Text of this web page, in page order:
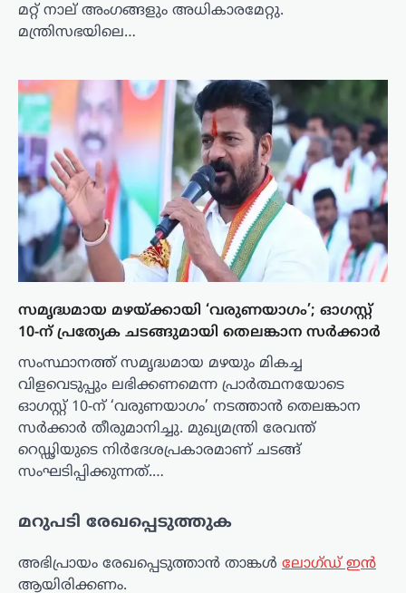
മറ്റ് നാല് അംഗങ്ങളും അധികാരമേറ്റു.
മന്ത്രിസഭയിലെ…
സമൃദ്ധമായ മഴയ്ക്കായി ‘വരുണയാഗം’; ഓഗസ്റ്റ്
10-ന് പ്രത്യേക ചടങ്ങുമായി തെലങ്കാന സർക്കാർ
സംസ്ഥാനത്ത് സമൃദ്ധമായ മഴയും മികച്ച
വിളവെടുപ്പും ലഭിക്കണമെന്ന പ്രാർത്ഥനയോടെ
ഓഗസ്റ്റ് 10-ന് ‘വരുണയാഗം’ നടത്താൻ തെലങ്കാന
സർക്കാർ തീരുമാനിച്ചു. മുഖ്യമന്ത്രി രേവന്ത്
റെഡ്ഢിയുടെ നിർദേശപ്രകാരമാണ് ചടങ്ങ്
സംഘടിപ്പിക്കുന്നത്.…
മറുപടി രേഖപ്പെടുത്തുക
അഭിപ്രായം രേഖപ്പെടുത്താ‍ൻ താങ്കൾ ലോഗ്ഡ് ഇൻ
ആയിരിക്കണം.